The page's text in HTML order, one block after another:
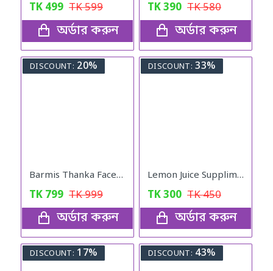
TK 499 TK599
অর্ডার করুন
TK390 TK580
অর্ডার করুন
DISCOUNT: 20%
Barmis Thanka Facepack
TK 799 TK999
অর্ডার করুন
DISCOUNT: 33%
Lemon Juice Suppliment Weight Loss Lemon Juice 120g
TK300 TK450
অর্ডার করুন
DISCOUNT: 17% DISCOUNT: 43%